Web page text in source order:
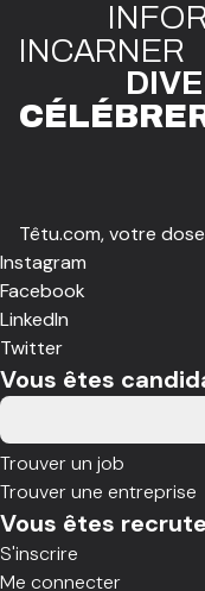
INFO
INCARNER
DIVE
CÉLÉBRE
Têtu.com, votre
Instagram
Facebook
LinkedIn
Twitter
Vous êtes
Trouver un job
Trouver une entreprise
Vous êtes
S'inscrire
Me connecter